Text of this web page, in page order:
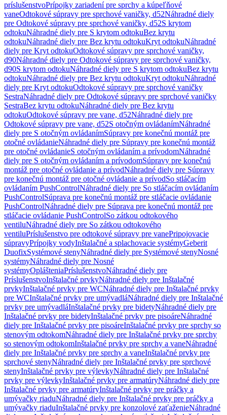
príslušenstvoPrípojky zariadení pre sprchy a kúpeľňové
vaneOdtokové súpravy pre sprchové vaničky, d52Náhradné diely
pre Odtokové súpravy pre sprchové vaničky, d52S krytom
odtokuNáhradné diely pre S krytom odtokuBez krytu
odtokuNáhradné diely pre Bez krytu odtokuKryt odtokuNáhradné
diely pre Kryt odtokuOdtokové súpravy pre sprchové vaničky,
d90Náhradné diely pre Odtokové súpravy pre sprchové vaničky,
d90S krytom odtokuNáhradné diely pre S krytom odtokuBez krytu
odtokuNáhradné diely pre Bez krytu odtokuKryt odtokuNáhradné
diely pre Kryt odtokuOdtokové súpravy pre sprchové vaničky
SestraNáhradné diely pre Odtokové súpravy pre sprchové vaničky
SestraBez krytu odtokuNáhradné diely pre Bez krytu
odtokuOdtokové súpravy pre vane, d52Náhradné diely pre
Odtokové súpravy pre vane, d52S otočným ovládanímNáhradné
diely pre S otočným ovládanímSúpravy pre konečnú montáž pre
otočné ovládanieNáhradné diely pre Súpravy pre konečnú montáž
pre otočné ovládanieS otočným ovládaním a prívodomNáhradné
diely pre S otočným ovládaním a prívodomSúpravy pre konečnú
montáž pre otočné ovládanie a prívodNáhradné diely pre Súpravy
pre konečnú montáž pre otočné ovládanie a prívodSo stláčacím
ovládaním PushControlNáhradné diely pre So stláčacím ovládaním
PushControlSúprava pre konečnú montáž pre stláčacie ovládanie
PushControlNáhradné diely pre Súprava pre konečnú montáž pre
stláčacie ovládanie PushControlSo zátkou odtokového
ventiluNáhradné diely pre So zátkou odtokového
ventiluPríslušenstvo pre odtokové súpravy pre vanePripojovacie
súpravyPrípojky vodyInštalačné a splachovacie systémyGeberit
DuofixSystémové stenyNáhradné diely pre Systémové stenyNosné
systémyNáhradné diely pre Nosné
systémyOplášteniaPríslušenstvoNáhradné diely pre
PríslušenstvoInštalačné prvkyNáhradné diely pre Inštalačné
prvkyInštalačné prvky pre WCNáhradné diely pre Inštalačné prvky
pre WCInštalačné prvky pre umývadláNáhradné diely pre Inštalačné
prvky pre umývadláInštalačné prvky pre bidetyNáhradné diely pre
Inštalačné prvky pre bidetyInštalačné prvky pre pisoáreNáhradné
diely pre Inštalačné prvky pre pisoáreInštalačné prvky pre sprchy so
stenovým odtokomNáhradné diely pre Inštalačné prvky pre sprchy
so stenovým odtokomInštalačné prvky pre sprchy a vaneNáhradné
diely pre Inštalačné prvky pre sprchy a vaneInštalačné prvky pre
sprchové stenyNáhradné diely pre Inštalačné prvky pre sprchové
stenyInštalačné prvky pre výlevkyNáhradné diely pre Inštalačné
prvky pre výlevkyInštalačné prvky pre armatúryNáhradné diely pre
Inštalačné prvky pre armatúryInštalačné prvky pre práčky a
umývačky riaduNáhradné diely pre Inštalačné prvky pre práčky a
umývačky riaduInštalačné prvky pre konzolové zaťaženieNáhradné